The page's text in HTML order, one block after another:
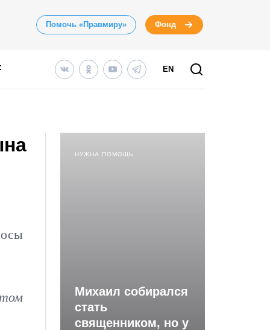
Помочь «Правмиру» Фонд
EN
НУЖНА ПОМОЩЬ
Михаил собирался
стать
священником, но у